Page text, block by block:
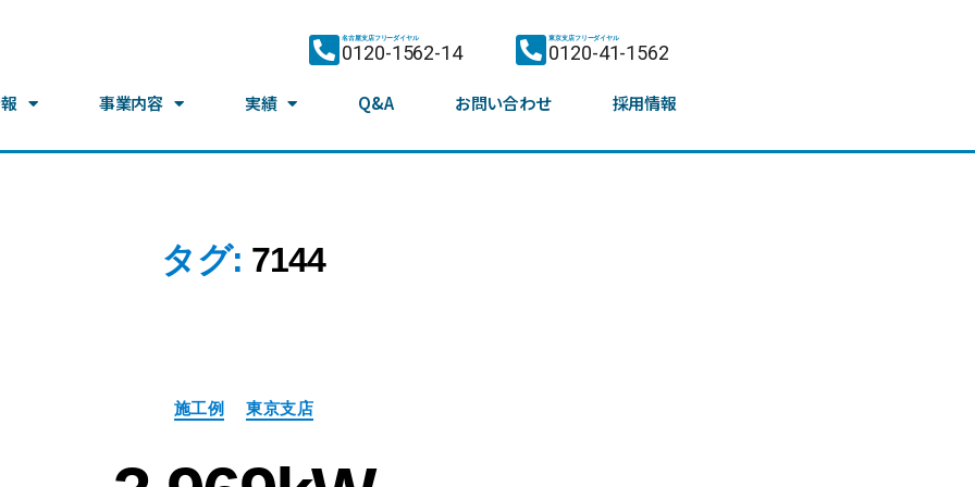
名古屋支店フリーダイヤル
0120-1562-14
東京支店フリーダイヤル
0120-41-1562
事業内容 実績 Q&A お問い合わせ 採用情報
タグ: 7144
施工例 東京支店